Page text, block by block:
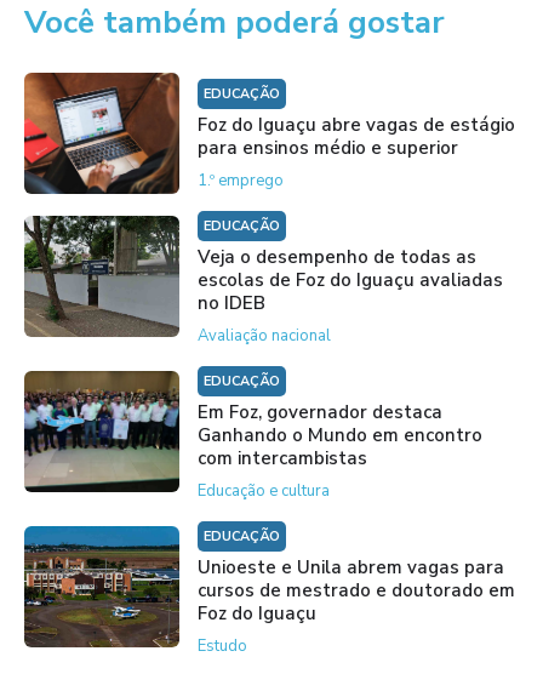
Você também poderá gostar
EDUCAÇÃO
Foz do Iguaçu abre vagas de estágio
para ensinos médio e superior
1.º emprego
EDUCAÇÃO
Veja o desempenho de todas as
escolas de Foz do Iguaçu avaliadas
no IDEB
Avaliação nacional
EDUCAÇÃO
Em Foz, governador destaca
Ganhando o Mundo em encontro
com intercambistas
Educação e cultura
EDUCAÇÃO
Unioeste e Unila abrem vagas para
cursos de mestrado e doutorado em
Foz do Iguaçu
Estudo